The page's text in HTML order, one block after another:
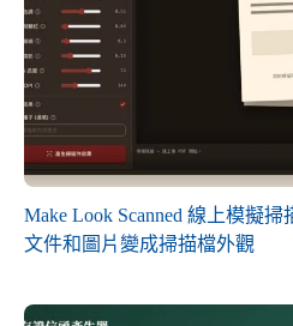
Make Look Scanned 線上模擬掃
文件和圖片變成掃描檔外觀